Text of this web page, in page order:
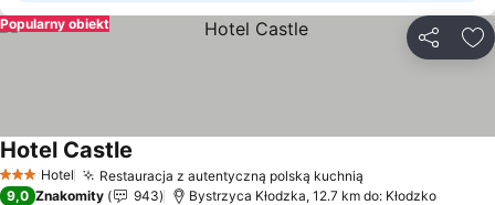
Popularny obiekt
3 Kategoria
Hotel Restauracja z autentyczną polską kuchnią
Hotel Castle
9,0 Znakomity 943 Bystrzyca Kłodzka, 12.7 km do: Kłodzko